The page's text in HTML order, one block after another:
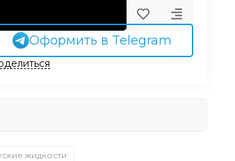
Оформить в Telegram
жидкости